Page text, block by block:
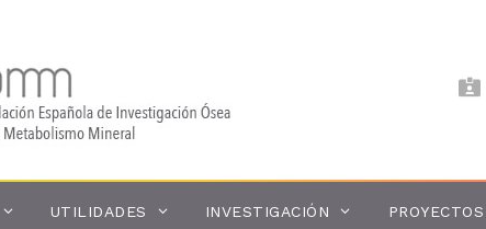
UTILIDADES INVESTIGACIÓN PROYECTOS